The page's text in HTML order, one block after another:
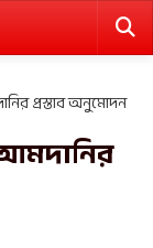
প্রস্তাব অনুমোদন